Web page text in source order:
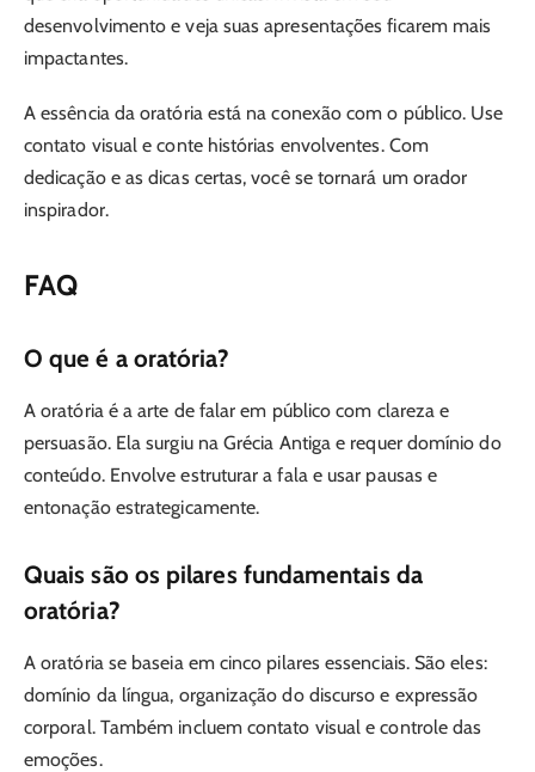
desenvolvimento e veja suas apresentações ficarem mais
impactantes.
A essência da oratória está na conexão com o público. Use
contato visual e conte histórias envolventes. Com
dedicação e as dicas certas, você se tornará um orador
inspirador.
FAQ
O que é a oratória?
A oratória é a arte de falar em público com clareza e
persuasão. Ela surgiu na Grécia Antiga e requer domínio do
conteúdo. Envolve estruturar a fala e usar pausas e
entonação estrategicamente.
Quais são os pilares fundamentais da
oratória?
A oratória se baseia em cinco pilares essenciais. São eles:
domínio da língua, organização do discurso e expressão
corporal. Também incluem contato visual e controle das
emoções.